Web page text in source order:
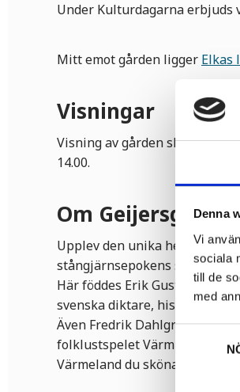
Denna
Vi
sociala
till de
med
Under Kulturdagarna erbjuds
Mitt emot gården ligger Elkas
Visningar
Visning av gården sker vid två
14.00.
Om
Upplev den unika
stångjärnsepokens storhetstid
Här föddes Erik Gustav
svenska diktare, historiker
Även Fredrik Dahlgren
folklustspelet
Värmeland du sköna", som